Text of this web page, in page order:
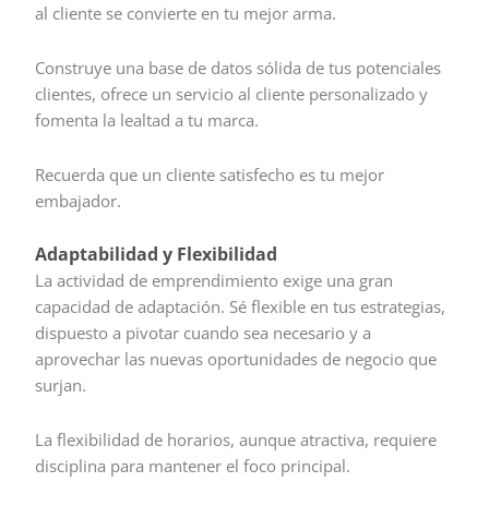
al cliente se convierte en tu mejor arma.
Construye una base de datos sólida de tus potenciales
clientes, ofrece un servicio al cliente personalizado y
fomenta la lealtad a tu marca.
Recuerda que un cliente satisfecho es tu mejor
embajador.
Adaptabilidad y Flexibilidad
La actividad de emprendimiento exige una gran
capacidad de adaptación. Sé flexible en tus estrategias,
dispuesto a pivotar cuando sea necesario y a
aprovechar las nuevas oportunidades de negocio que
surjan.
La flexibilidad de horarios, aunque atractiva, requiere
disciplina para mantener el foco principal.